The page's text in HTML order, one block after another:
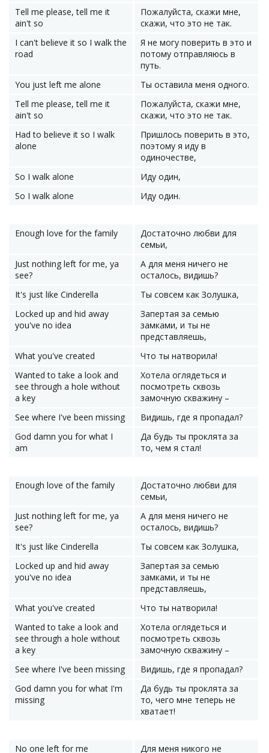
Tell me please, tell me it
ain't so
Пожалуйста, скажи мне,
скажи, что это не так.
I can't believe it so I walk the
road
Я не могу поверить в это и
потому отправляюсь в
путь.
You just left me alone
Ты оставила меня одного.
Tell me please, tell me it
ain't so
Пожалуйста, скажи мне,
скажи, что это не так.
Had to believe it so I walk
alone
Пришлось поверить в это,
поэтому я иду в
одиночестве,
So I walk alone
Иду один,
So I walk alone
Иду один.
Enough love for the family
Достаточно любви для
семьи,
Just nothing left for me, ya
see?
А для меня ничего не
осталось, видишь?
It's just like Cinderella
Ты совсем как Золушка,
Locked up and hid away
you've no idea
Запертая за семью
замками, и ты не
представляешь,
What you've created
Что ты натворила!
Wanted to take a look and
see through a hole without
a key
Хотела оглядеться и
посмотреть сквозь
замочную скважину –
See where I've been missing
Видишь, где я пропадал?
God damn you for what I
am
Да будь ты проклята за
то, чем я стал!
Enough love of the family
Достаточно любви для
семьи,
Just nothing left for me, ya
see?
А для меня ничего не
осталось, видишь?
It's just like Cinderella
Ты совсем как Золушка,
Locked up and hid away
you've no idea
Запертая за семью
замками, и ты не
представляешь,
What you've created
Что ты натворила!
Wanted to take a look and
see through a hole without
a key
Хотела оглядеться и
посмотреть сквозь
замочную скважину –
See where I've been missing
Видишь, где я пропадал?
God damn you for what I'm
missing
Да будь ты проклята за
то, чего мне теперь не
хватает!
No one left for me Для меня никого не